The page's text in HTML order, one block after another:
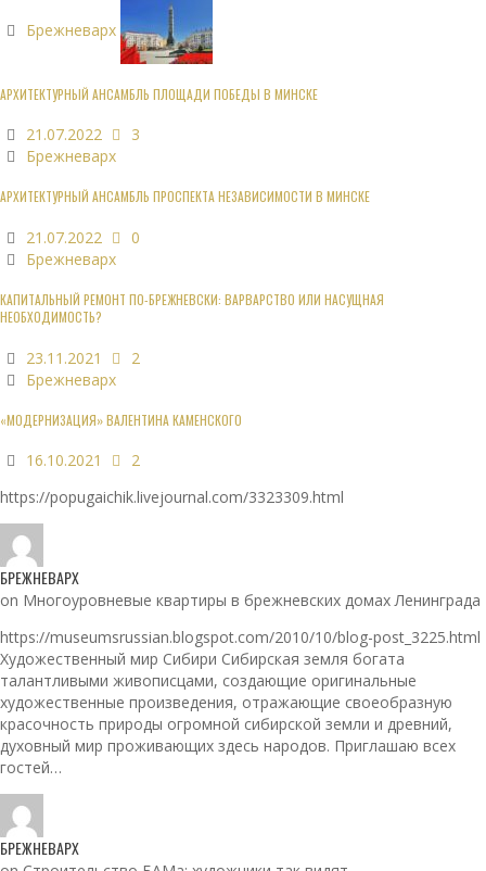
Брежневарх
АРХИТЕКТУРНЫЙ АНСАМБЛЬ ПЛОЩАДИ ПОБЕДЫ В МИНСКЕ
21.07.2022
3
Брежневарх
АРХИТЕКТУРНЫЙ АНСАМБЛЬ ПРОСПЕКТА НЕЗАВИСИМОСТИ В МИНСКЕ
21.07.2022
0
Брежневарх
КАПИТАЛЬНЫЙ РЕМОНТ ПО-БРЕЖНЕВСКИ: ВАРВАРСТВО ИЛИ НАСУЩНАЯ
НЕОБХОДИМОСТЬ?
23.11.2021
2
Брежневарх
«МОДЕРНИЗАЦИЯ» ВАЛЕНТИНА КАМЕНСКОГО
16.10.2021
2
https://popugaichik.livejournal.com/3323309.html
БРЕЖНЕВАРХ
on Многоуровневые квартиры в брежневских домах Ленинграда
https://museumsrussian.blogspot.com/2010/10/blog-post_3225.html
Художественный мир Сибири Сибирская земля богата
талантливыми живописцами, создающие оригинальные
художественные произведения, отражающие своеобразную
красочность природы огромной сибирской земли и древний,
духовный мир проживающих здесь народов. Приглашаю всех
гостей…
БРЕЖНЕВАРХ